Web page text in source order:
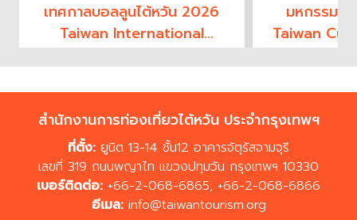
เทศกาลบอลลูนไต้หวัน 2026
Taiwan International
Balloon Festival
มหกรรมอ
Taiwan
สำนักงานการท่องเที่ยวไต้หวัน ประจำกรุงเทพฯ
ที่ตั้ง: ยูนิต 13-14 ชั้น12 อาคารจัตุรัสจามจุรี
เลขที่ 319 ถนนพญาไท แขวงปทุมวัน กรุงเทพฯ 10330
เบอร์ติดต่อ: +66-2-068-6865, +66-2-068-6866
อีเมล: info@taiwantourism.org